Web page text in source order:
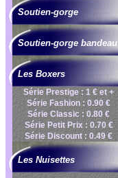
Soutien-gorge
Soutien-gorge bandeau
Les Boxers
Série Prestige : 1 € et +
Série Fashion : 0.90 €
Série Classic : 0.80 €
Série Petit Prix : 0.70 €
Série Discount : 0.49 €
Les Nuisettes